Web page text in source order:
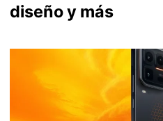
diseño y más